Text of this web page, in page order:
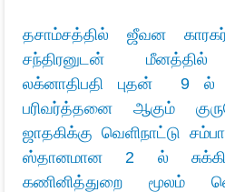
தசாம்சத்தில் ஜீவன
சந்திரனுடன் மீனத்தில்
லக்னாதிபதி புதன் 9 ல்
பரிவர்த்தனை ஆகும்
ஜாதகிக்கு வெளிநாட்டு
ஸ்தானமான 2 ல்
கணினித்துறை மூலம்